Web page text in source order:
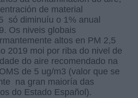
de material
só diminuíu o 1% anual
Os niveis globais
altos en PM 2,5
2019 moi por riba do nivel de
do aire recomendado na
de 5 ug/m3 (valor que se
na gran maioría das
do Estado Español).